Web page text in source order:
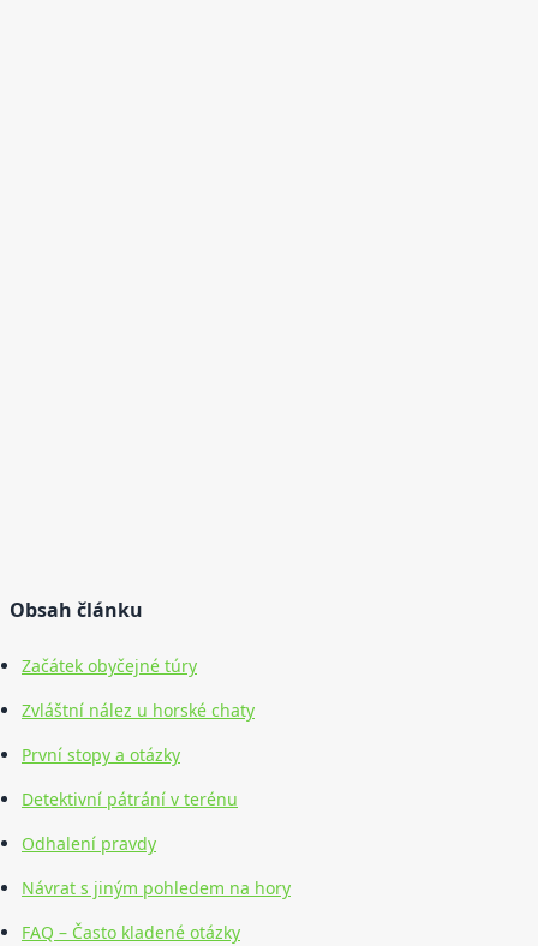
Obsah článku
Začátek obyčejné túry
Zvláštní nález u horské chaty
První stopy a otázky
Detektivní pátrání v terénu
Odhalení pravdy
Návrat s jiným pohledem na hory
FAQ – Často kladené otázky